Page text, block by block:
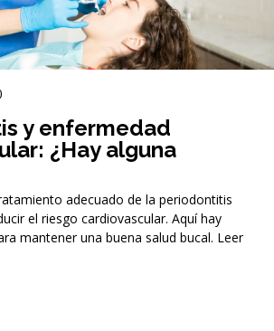
y enfermedad
¿Hay alguna
adecuado de la periodontitis
el riesgo cardiovascular. Aquí hay
mantener una buena salud bucal. Leer